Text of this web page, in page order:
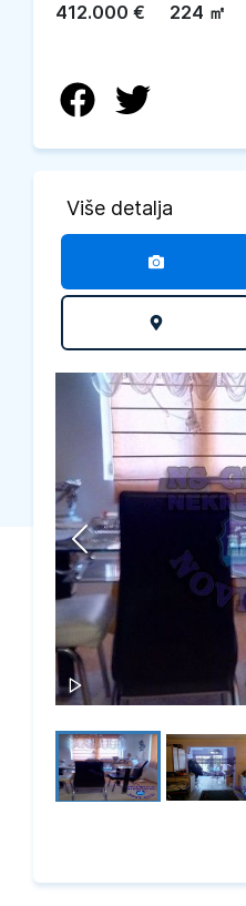
412.000 € 224 ㎡
Više detalja